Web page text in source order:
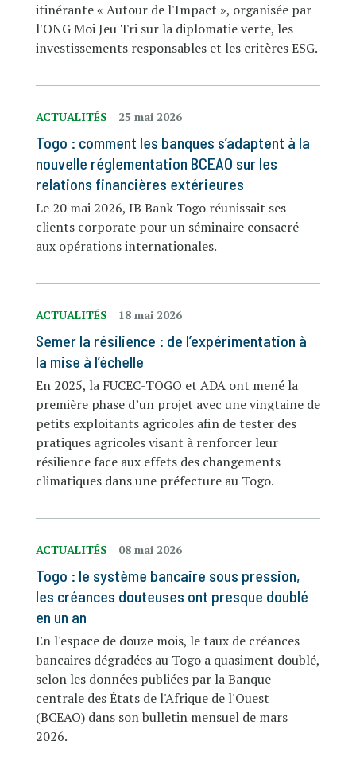
itinérante « Autour de l'Impact », organisée par
l'ONG Moi Jeu Tri sur la diplomatie verte, les
investissements responsables et les critères ESG.
ACTUALITÉS 25 mai 2026
Togo : comment les banques s’adaptent à la
nouvelle réglementation BCEAO sur les
relations financières extérieures
Le 20 mai 2026, IB Bank Togo réunissait ses
clients corporate pour un séminaire consacré
aux opérations internationales.
ACTUALITÉS 18 mai 2026
Semer la résilience : de l’expérimentation à
la mise à l’échelle
En 2025, la FUCEC-TOGO et ADA ont mené la
première phase d’un projet avec une vingtaine de
petits exploitants agricoles afin de tester des
pratiques agricoles visant à renforcer leur
résilience face aux effets des changements
climatiques dans une préfecture au Togo.
ACTUALITÉS 08 mai 2026
Togo : le système bancaire sous pression,
les créances douteuses ont presque doublé
en un an
En l'espace de douze mois, le taux de créances
bancaires dégradées au Togo a quasiment doublé,
selon les données publiées par la Banque
centrale des États de l'Afrique de l'Ouest
(BCEAO) dans son bulletin mensuel de mars
2026.